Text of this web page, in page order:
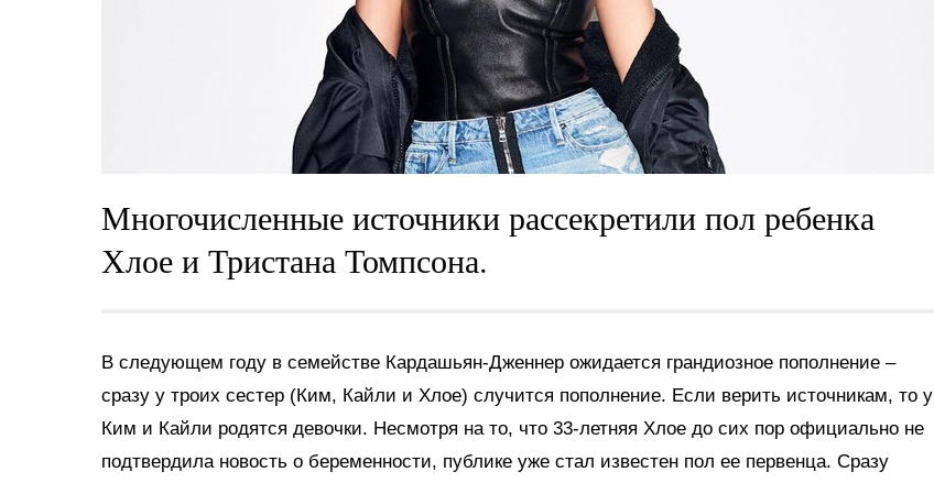
Многочисленные источники рассекретили пол ребенка
Хлое и Тристана Томпсона.
В следующем году в семействе Кардашьян-Дженнер ожидается грандиозное пополнение –
сразу у троих сестер (Ким, Кайли и Хлое) случится пополнение. Если верить источникам, то у
Ким и Кайли родятся девочки. Несмотря на то, что 33-летняя Хлое до сих пор официально не
подтвердила новость о беременности, публике уже стал известен пол ее первенца. Сразу